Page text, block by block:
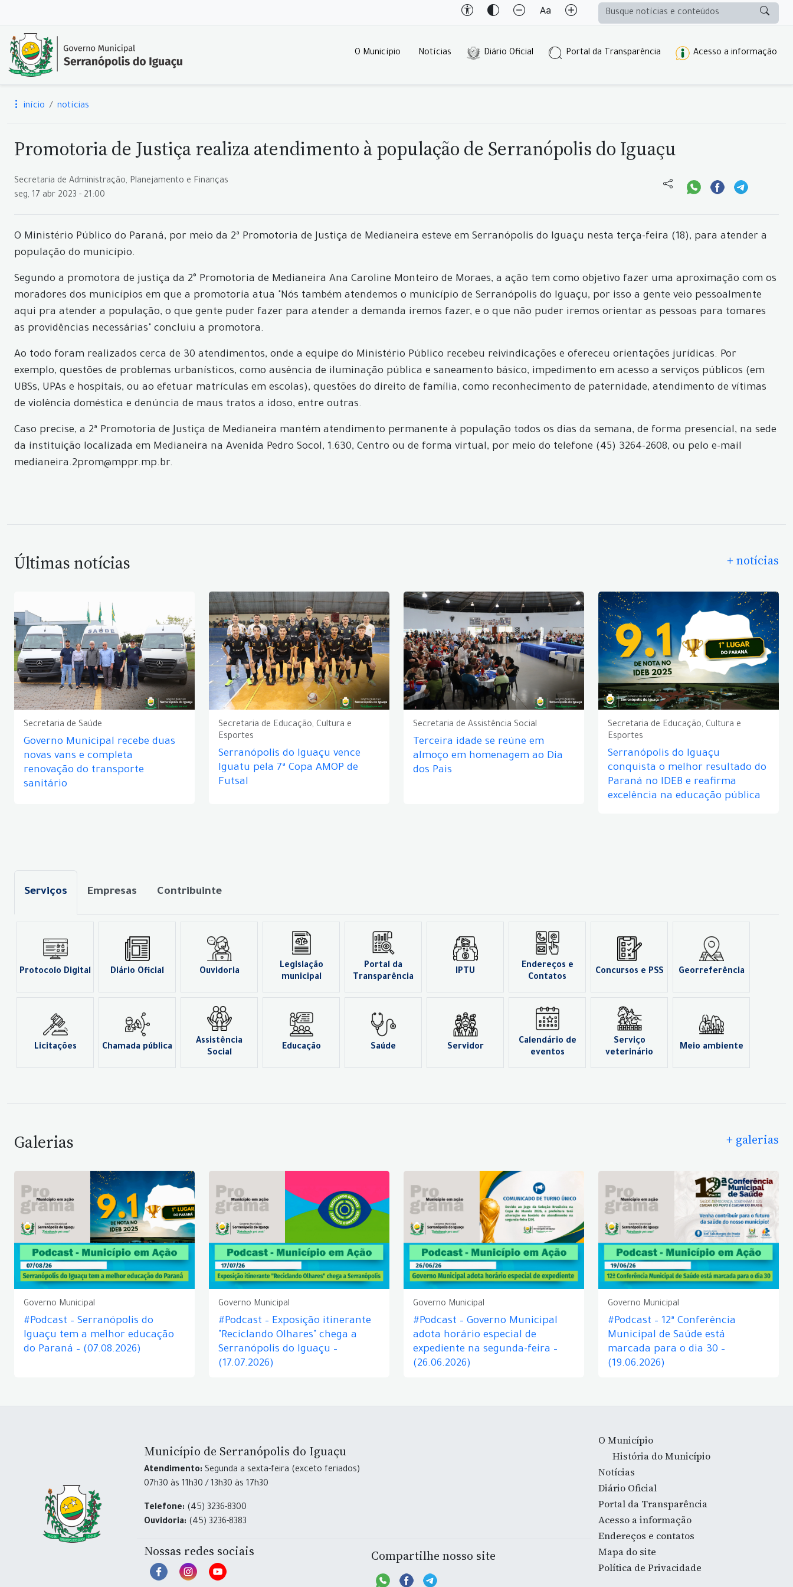
O Município Notícias Diário Oficial Portal da Transparência Acesso a informação
início notícias
Promotoria de Justiça realiza atendimento à população de Serranópolis do Iguaçu
Secretaria de Administração, Planejamento e Finanças
seg, 17 abr 2023 - 21:00
O Ministério Público do Paraná, por meio da 2ª Promotoria de Justiça de Medianeira esteve em Serranópolis do Iguaçu nesta terça-feira (18), para atender a
população do município.
Segundo a promotora de justiça da 2° Promotoria de Medianeira Ana Caroline Monteiro de Moraes, a ação tem como objetivo fazer uma aproximação com os
moradores dos municípios em que a promotoria atua "Nós também atendemos o município de Serranópolis do Iguaçu, por isso a gente veio pessoalmente
aqui pra atender a população, o que gente puder fazer para atender a demanda iremos fazer, e o que não puder iremos orientar as pessoas para tomares
as providências necessárias" concluiu a promotora.
Ao todo foram realizados cerca de 30 atendimentos, onde a equipe do Ministério Público recebeu reivindicações e ofereceu orientações jurídicas. Por
exemplo, questões de problemas urbanísticos, como ausência de iluminação pública e saneamento básico, impedimento em acesso a serviços públicos (em
UBSs, UPAs e hospitais, ou ao efetuar matrículas em escolas), questões do direito de família, como reconhecimento de paternidade, atendimento de vítimas
de violência doméstica e denúncia de maus tratos a idoso, entre outras.
Caso precise, a 2ª Promotoria de Justiça de Medianeira mantém atendimento permanente à população todos os dias da semana, de forma presencial, na sede
da instituição localizada em Medianeira na Avenida Pedro Socol, 1.630, Centro ou de forma virtual, por meio do telefone (45) 3264-2608, ou pelo e-mail
medianeira.2prom@mppr.mp.br.
Últimas notícias + notícias
Secretaria de Saúde
Governo Municipal recebe duas
novas vans e completa
renovação do transporte
sanitário
Secretaria de Educação, Cultura e
Esportes
Serranópolis do Iguaçu vence
Iguatu pela 7ª Copa AMOP de
Futsal
Secretaria de Assistência Social
Terceira idade se reúne em
almoço em homenagem ao Dia
dos Pais
Secretaria de Educação, Cultura e
Esportes
Serranópolis do Iguaçu
conquista o melhor resultado do
Paraná no IDEB e reafirma
excelência na educação pública
Serviços Empresas Contribuinte
Protocolo Digital Diário Oficial Ouvidoria
Legislação
municipal
Portal da
Transparência
IPTU
Endereços e
Contatos
Concursos e PSS Georreferência
Licitações Chamada pública
Assistência
Social
Educação Saúde Servidor
Calendário de
eventos
Serviço
veterinário
Meio ambiente
Galerias + galerias
Governo Municipal
#Podcast – Serranópolis do
Iguaçu tem a melhor educação
do Paraná – (07.08.2026)
Governo Municipal
#Podcast – Exposição itinerante
"Reciclando Olhares" chega a
Serranópolis do Iguaçu –
(17.07.2026)
Governo Municipal
#Podcast – Governo Municipal
adota horário especial de
expediente na segunda-feira –
(26.06.2026)
Governo Municipal
#Podcast – 12ª Conferência
Municipal de Saúde está
marcada para o dia 30 –
(19.06.2026)
Município de Serranópolis do Iguaçu
Atendimento: Segunda a sexta-feira (exceto feriados)
07h30 às 11h30 / 13h30 às 17h30
Telefone: (45) 3236-8300
Ouvidoria: (45) 3236-8383
Nossas redes sociais Compartilhe nosso site
O Município
História do Município
Notícias
Diário Oficial
Portal da Transparência
Acesso a informação
Endereços e contatos
Mapa do site
Política de Privacidade